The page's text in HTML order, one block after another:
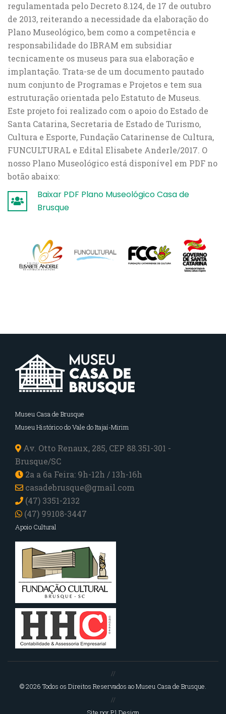
regulamentada pelo Decreto 8.124, de 17 de outubro
de 2013, reiterando a necessidade da elaboração do
Plano Museológico, bem como a competência e
responsabilidade do IBRAM em subsidiar
tecnicamente os museus para sua elaboração e
implantação. Trata-se de um documento pautado
num conjunto de Programas e Projetos e tem sua
estruturação orientada pelo Estatuto de Museus.
Este projeto foi realizado com o apoio do Estado de
Santa Catarina, Secretaria de Estado de Turismo,
Cultura e Esporte, Fundação Catarinense de Cultura,
FUNCULTURAL e Edital Elisabete Anderle/2017. O
nosso Plano Museológico está disponível em PDF no
botão abaixo:
Baixar PDF Plano Museológico Casa de
Brusque
Museu Casa de Brusque
Museu Histórico do Vale do Itajaí-Mirim
Av. Otto Renaux, 285, CEP 88.351-301 -
Brusque/SC
2a a 6a Feira: 9h-12h / 13h-16h
casadebrusque@gmail.com
(47) 3351-2132
(47) 99108-3447
Apoio Cultural
//
© 2026 Todos os Direitos Reservados ao Museu Casa de Brusque.
//